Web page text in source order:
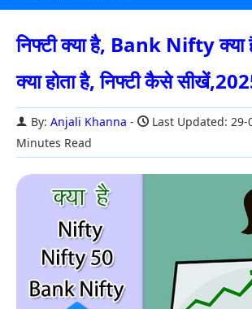
निफ्टी क्या है, Bank Nifty
क्या होता है, निफ्टी कैसे
By: Anjali Khanna Last Updated: 29-
Minutes Read